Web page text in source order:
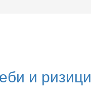
и ризици